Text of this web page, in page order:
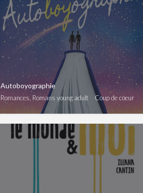
Autoboyographie
Romances, Romans young adult Coup de coeur